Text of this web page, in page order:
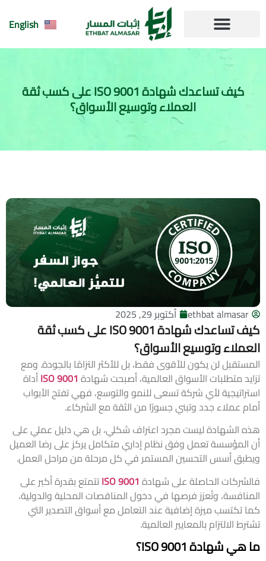
English
كيف تساعدك شهادة ISO 9001 على كسب ثقة
العملاء وتوسيع الأسواق؟
ethbat almasar أكتوبر 29, 2025
كيف تساعدك شهادة ISO 9001 على كسب ثقة
العملاء وتوسيع الأسواق؟
المستقبل لن يكون للأقوى فقط، بل للأكثر التزامًا بالجودة. ومع
تزايد متطلبات الأسواق العالمية، أصبحت شهادة ISO 9001أداة
استراتيجية لأي شركة تسعى للنمو والتوسع، فهي تفتح الأبواب
أمام عملاء جدد وتبني جسورًا من الثقة مع الشركاء.
هذه الشهادة ليست مجرد اعتراف شكلي، بل هيدليلعملي على
أن المؤسسة تعمل وفق نظام إداري متكامل يركز على رضا العميل
ويطبق أسس التحسين المستمر في كل مرحلة من مراحل العمل.
فالشركات الحاصلة على شهادة ISO 9001تتمتع بقدرة أكبر على
المنافسة، وتُعزز فرصها في دخول المناقصات المحلية والدولية،
كما تكتسب ميزة إضافية عند التعامل مع أسواق التصدير التي
تشترط الالتزام بالمعايير العالمية.
ما هي شهادة ISO 9001؟